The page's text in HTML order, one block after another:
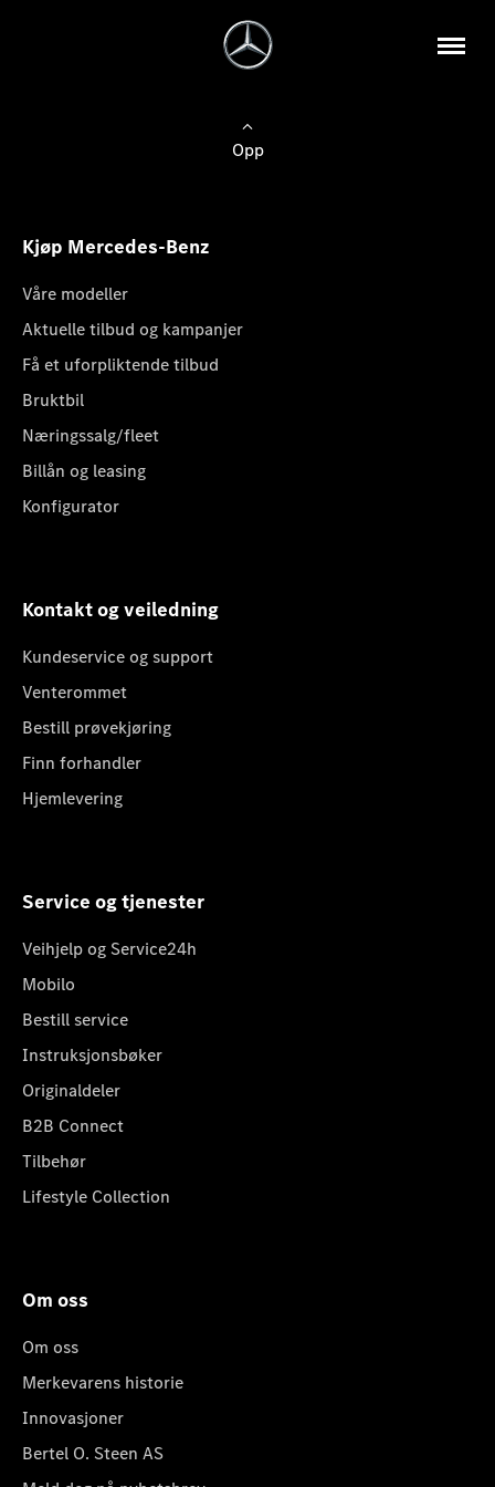
Opp
Kjøp Mercedes-Benz
Våre modeller
Aktuelle tilbud og kampanjer
Få et uforpliktende tilbud
Bruktbil
Næringssalg/fleet
Billån og leasing
Konfigurator
Kontakt og veiledning
Kundeservice og support
Venterommet
Bestill prøvekjøring
Finn forhandler
Hjemlevering
Service og tjenester
Veihjelp og Service24h
Mobilo
Bestill service
Instruksjonsbøker
Originaldeler
B2B Connect
Tilbehør
Lifestyle Collection
Om oss
Om oss
Merkevarens historie
Innovasjoner
Bertel O. Steen AS